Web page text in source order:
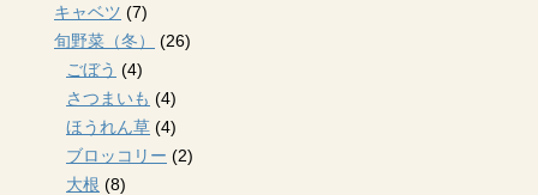
キャベツ (7)
旬野菜（冬）
(26)
ごぼう (4)
さつまいも (4)
ほうれん草 (4)
ブロッコリー (2)
大根 (8)